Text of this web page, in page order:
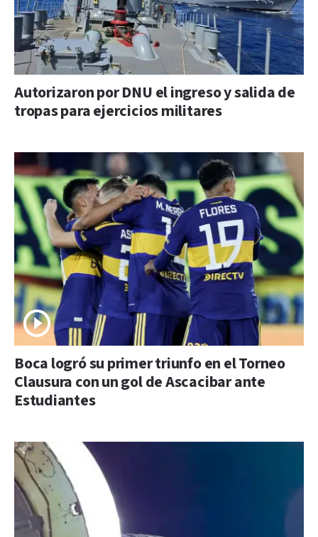
Autorizaron por DNU el ingreso y salida de
tropas para ejercicios militares
Boca logró su primer triunfo en el Torneo
Clausura con un gol de Ascacibar ante
Estudiantes